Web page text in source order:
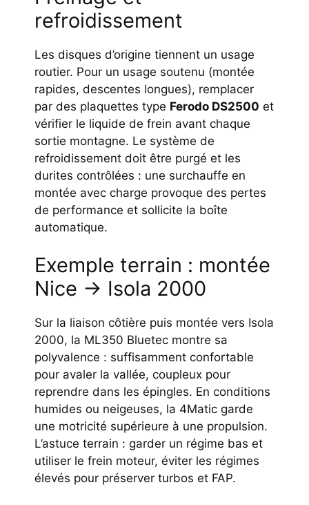
refroidissement
Les disques d’origine tiennent un usage
routier. Pour un usage soutenu (montée
rapides, descentes longues), remplacer
par des plaquettes type Ferodo DS2500 et
vérifier le liquide de frein avant chaque
sortie montagne. Le système de
refroidissement doit être purgé et les
durites contrôlées : une surchauffe en
montée avec charge provoque des pertes
de performance et sollicite la boîte
automatique.
Exemple terrain : montée
Nice → Isola 2000
Sur la liaison côtière puis montée vers Isola
2000, la ML350 Bluetec montre sa
polyvalence : suffisamment confortable
pour avaler la vallée, coupleux pour
reprendre dans les épingles. En conditions
humides ou neigeuses, la 4Matic garde
une motricité supérieure à une propulsion.
L’astuce terrain : garder un régime bas et
utiliser le frein moteur, éviter les régimes
élevés pour préserver turbos et FAP.